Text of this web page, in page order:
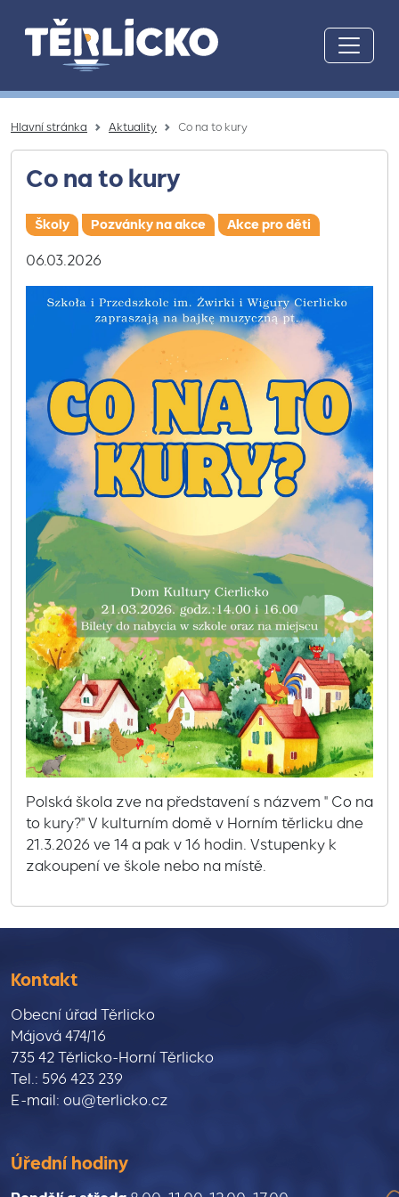
Hlavní stránka Aktuality Co na to kury
Co na to kury
Školy Pozvánky na akce Akce pro děti
06.03.2026
Polská škola zve na představení s názvem " Co na
to kury?" V kulturním domě v Horním těrlicku dne
21.3.2026 ve 14 a pak v 16 hodin. Vstupenky k
zakoupení ve škole nebo na místě.
Kontakt
Obecní úřad Těrlicko
Májová 474/16
735 42 Těrlicko-Horní Těrlicko
Tel.: 596 423 239
E-mail: ou@terlicko.cz
Úřední hodiny